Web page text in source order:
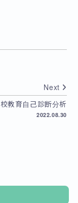
Next
教育自己診断分析
2022.08.30